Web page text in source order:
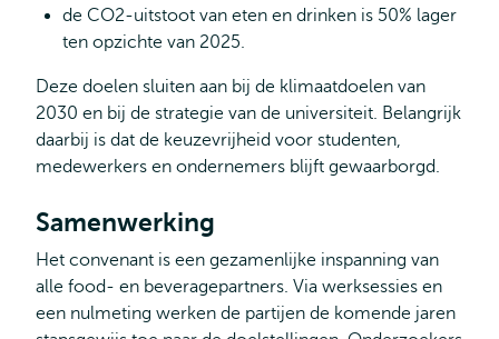
de CO2-uitstoot van eten en drinken is 50% lager
ten opzichte van 2025.
Deze doelen sluiten aan bij de klimaatdoelen van
2030 en bij de strategie van de universiteit. Belangrijk
daarbij is dat de keuzevrijheid voor studenten,
medewerkers en ondernemers blijft gewaarborgd.
Samenwerking
Het convenant is een gezamenlijke inspanning van
alle food- en beveragepartners. Via werksessies en
een nulmeting werken de partijen de komende jaren